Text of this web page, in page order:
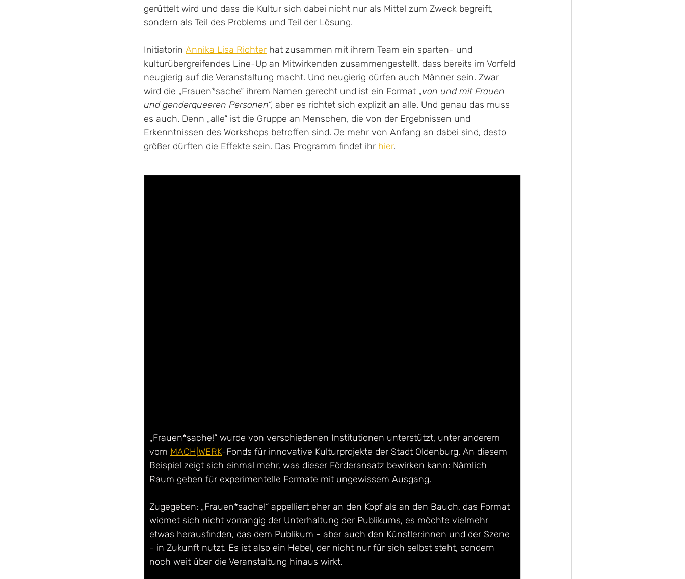
gerüttelt wird und dass die Kultur sich dabei nicht nur als Mittel zum Zweck begreift,
sondern als Teil des Problems und Teil der Lösung.
Initiatorin Annika Lisa Richter hat zusammen mit ihrem Team ein sparten- und
kulturübergreifendes Line-Up an Mitwirkenden zusammengestellt, dass bereits im Vorfeld
neugierig auf die Veranstaltung macht. Und neugierig dürfen auch Männer sein. Zwar
wird die „Frauen*sache“ ihrem Namen gerecht und ist ein Format „von und mit Frauen
und genderqueeren Personen“, aber es richtet sich explizit an alle. Und genau das muss
es auch. Denn „alle“ ist die Gruppe an Menschen, die von der Ergebnissen und
Erkenntnissen des Workshops betroffen sind. Je mehr von Anfang an dabei sind, desto
größer dürften die Effekte sein. Das Programm findet ihr hier.
„Frauen*sache!“ wurde von verschiedenen Institutionen unterstützt, unter anderem
vom MACH|WERK-Fonds für innovative Kulturprojekte der Stadt Oldenburg. An diesem
Beispiel zeigt sich einmal mehr, was dieser Förderansatz bewirken kann: Nämlich
Raum geben für experimentelle Formate mit ungewissem Ausgang.
Zugegeben: „Frauen*sache!“ appelliert eher an den Kopf als an den Bauch, das Format
widmet sich nicht vorrangig der Unterhaltung der Publikums, es möchte vielmehr
etwas herausfinden, das dem Publikum - aber auch den Künstler:innen und der Szene
- in Zukunft nutzt. Es ist also ein Hebel, der nicht nur für sich selbst steht, sondern
noch weit über die Veranstaltung hinaus wirkt.